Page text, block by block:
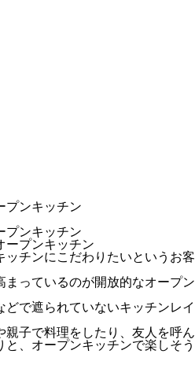
プンキッチン
プンキッチン
チンにこだわりたいというお客
まっているのが開放的なオープン
どで遮られていないキッチンレイ
子で料理をしたり、友人を呼ん
、オープンキッチンで楽しそう